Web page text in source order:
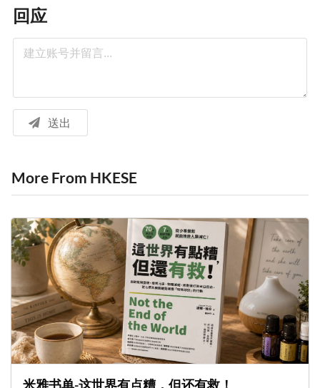
回应
送出
More From HKESE
米雅书单-这世界有点糟，但还有救！